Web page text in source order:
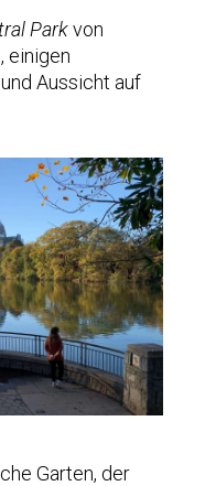
Parkvon
einigen
Aussicht auf
Garten, der